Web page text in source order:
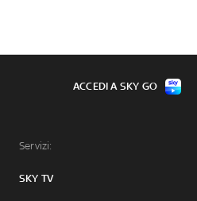
Servizi:
SKY TV
ACCEDI A SKY GO